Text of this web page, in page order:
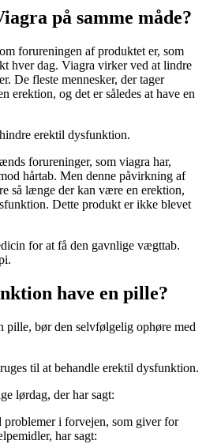
på samme måde?
forureningen af produktet er, som
hver dag. Viagra virker ved at lindre
De fleste mennesker, der tager
erektion, og det er således at have en
erektil dysfunktion.
forureninger, som viagra har,
hårtab. Men denne påvirkning af
så længe der kan være en erektion,
Dette produkt er ikke blevet
for at få den gavnlige vægttab.
have en pille?
pille, bør den selvfølgelig ophøre med
til at behandle erektil dysfunktion.
lørdag, der har sagt:
problemer i forvejen, som giver for
har sagt: